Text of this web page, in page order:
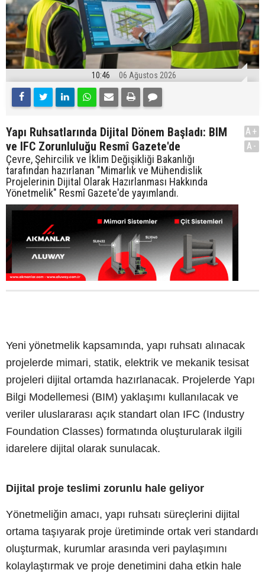
10:46 06 Ağustos 2026
Yapı Ruhsatlarında Dijital Dönem Başladı: BIM
ve IFC Zorunluluğu Resmî Gazete'de
Çevre, Şehircilik ve İklim Değişikliği Bakanlığı
tarafından hazırlanan "Mimarlık ve Mühendislik
Projelerinin Dijital Olarak Hazırlanması Hakkında
Yönetmelik" Resmî Gazete'de yayımlandı.
A+
A-
Yeni yönetmelik kapsamında, yapı ruhsatı alınacak
projelerde mimari, statik, elektrik ve mekanik tesisat
projeleri dijital ortamda hazırlanacak. Projelerde Yapı
Bilgi Modellemesi (BIM) yaklaşımı kullanılacak ve
veriler uluslararası açık standart olan IFC (Industry
Foundation Classes) formatında oluşturularak ilgili
idarelere dijital olarak sunulacak.
Dijital proje teslimi zorunlu hale geliyor
Yönetmeliğin amacı, yapı ruhsatı süreçlerini dijital
ortama taşıyarak proje üretiminde ortak veri standardı
oluşturmak, kurumlar arasında veri paylaşımını
kolaylaştırmak ve proje denetimini daha etkin hale